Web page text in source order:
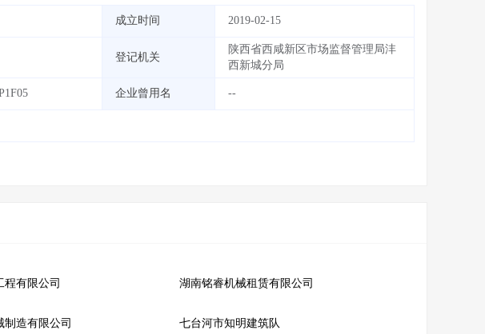
成立时间 2019-02-15
登记机关
陕西省西咸新区市场监督管理局沣
西新城分局
企业曾用名 --
有限公司 湖南铭睿机械租赁有限公司
造有限公司 七台河市知明建筑队